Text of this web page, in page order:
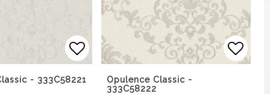
Lägg till i favoritlistan
- 333C58221
Opulence Classic -
333C58222